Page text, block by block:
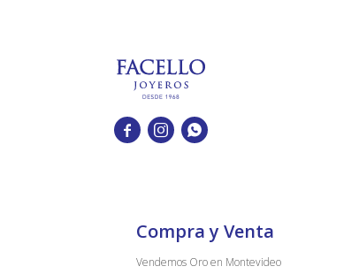
  
Compra y Venta
Vendemos Oro en Montevideo